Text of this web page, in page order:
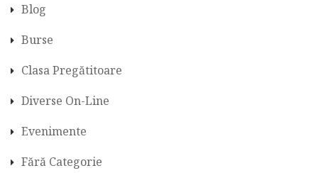
Blog
Burse
Clasa Pregătitoare
Diverse On-Line
Evenimente
Fără Categorie